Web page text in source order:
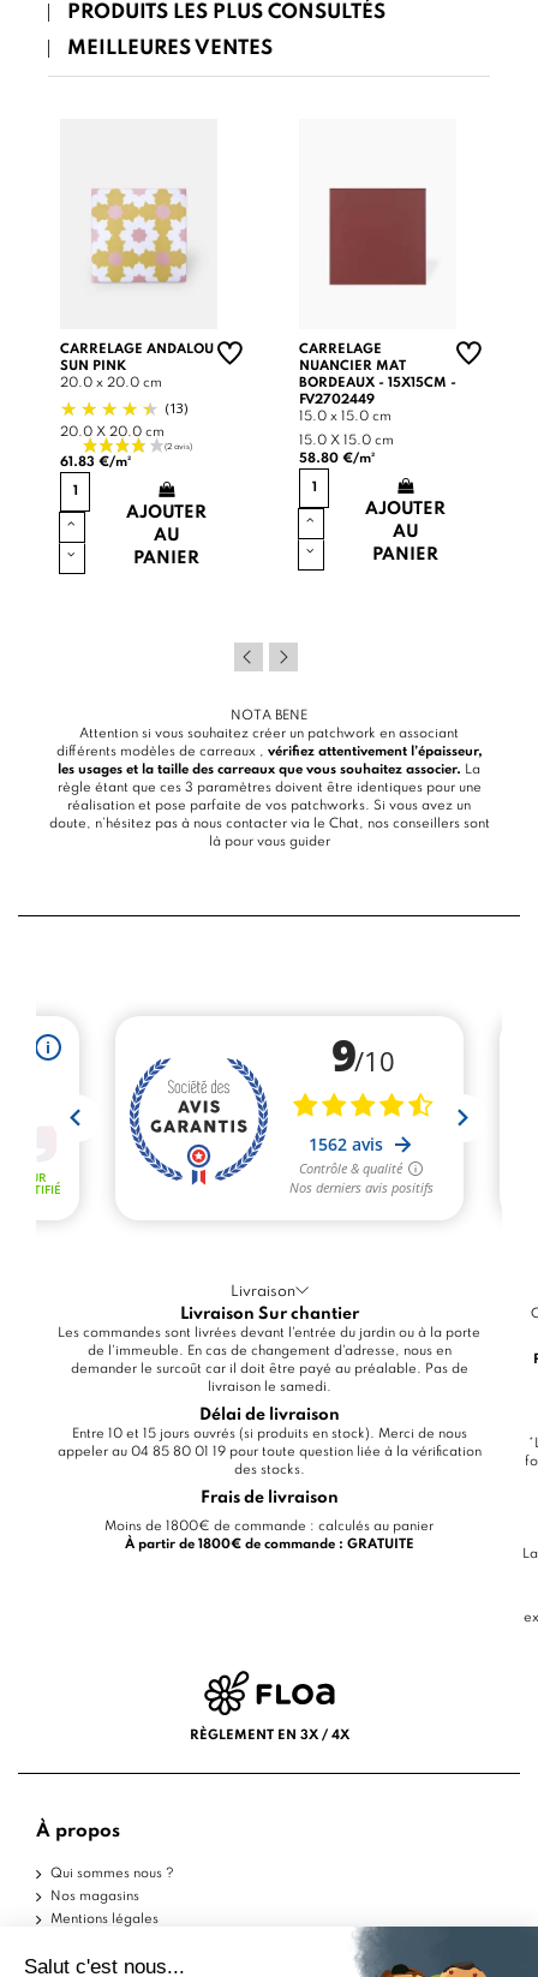
PRODUITS LES PLUS CONSULTÉS
MEILLEURES VENTES
CARRELAGE ANDALOU
SUN PINK
20.0 x 20.0 cm
(13)
20.0 X 20.0 cm
61.83 €/m²
AJOUTER
AU
PANIER
CARRELAGE
NUANCIER MAT
BORDEAUX - 15X15CM -
FV2702449
15.0 x 15.0 cm
15.0 X 15.0 cm
58.80 €/m²
AJOUTER
AU
PANIER
NOTA BENE
Attention si vous souhaitez créer un patchwork en associant
différents modèles de carreaux , vérifiez attentivement l’épaisseur,
les usages et la taille des carreaux que vous souhaitez associer. La
règle étant que ces 3 paramètres doivent être identiques pour une
réalisation et pose parfaite de vos patchworks. Si vous avez un
doute, n’hésitez pas à nous contacter via le Chat, nos conseillers sont
là pour vous guider
Livraison
Livraison Sur chantier
Les commandes sont livrées devant l'entrée du jardin ou à la porte
de l'immeuble. En cas de changement d'adresse, nous en
demander le surcoût car il doit être payé au préalable. Pas de
livraison le samedi.
Délai de livraison
Entre 10 et 15 jours ouvrés (si produits en stock). Merci de nous
appeler au 04 85 80 01 19 pour toute question liée à la vérification
des stocks.
Frais de livraison
Moins de 1800€ de commande : calculés au panier
À partir de 1800€ de commande : GRATUITE
RÈGLEMENT EN 3X / 4X
À propos
Qui sommes nous ?
Nos magasins
Mentions légales
Politique de confidentialité